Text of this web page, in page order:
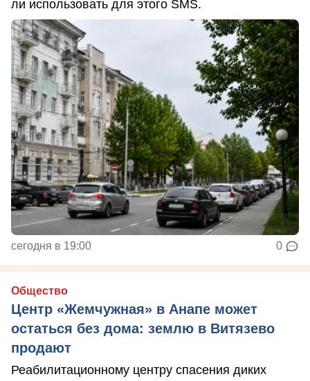
ли использовать для этого SMS.
сегодня в 19:00 0
Общество
Центр «Жемчужная» в Анапе может
остаться без дома: землю в Витязево
продают
Реабилитационному центру спасения диких